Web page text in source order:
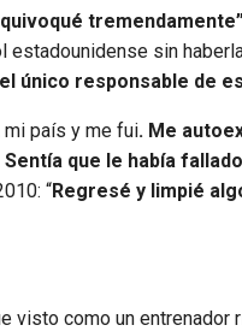
sin
único responsable de
país y me fui. Me
que le había
“Regresé y limpié
visto como un entrenador